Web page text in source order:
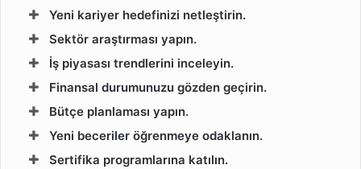
Yeni kariyer hedefinizi netleştirin.
Sektör araştırması yapın.
İş piyasası trendlerini inceleyin.
Finansal durumunuzu gözden geçirin.
Bütçe planlaması yapın.
Yeni beceriler öğrenmeye odaklanın.
Sertifika programlarına katılın.